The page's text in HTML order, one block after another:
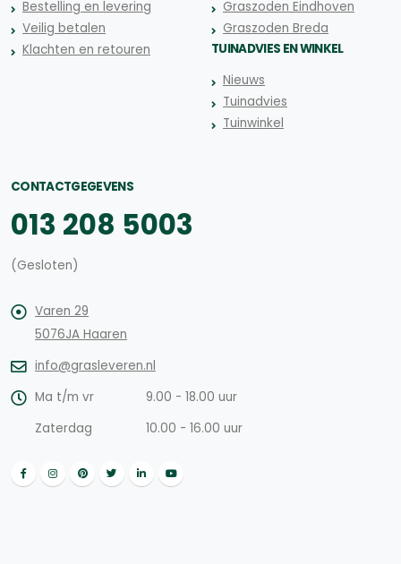
Bestelling en levering
Veilig betalen
Klachten en retouren
Graszoden Eindhoven
Graszoden Breda
TUINADVIES EN WINKEL
Nieuws
Tuinadvies
Tuinwinkel
CONTACTGEGEVENS
013 208 5003
(Gesloten)
Varen 29
5076JA Haaren
info@grasleveren.nl
Ma t/m vr
9.00 - 18.00 uur
Zaterdag
10.00 - 16.00 uur